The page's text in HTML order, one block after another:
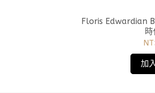
Floris Edwardian
加